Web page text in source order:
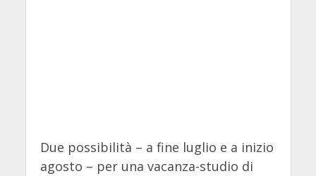
Due possibilità – a fine luglio e a inizio
agosto – per una vacanza-studio di